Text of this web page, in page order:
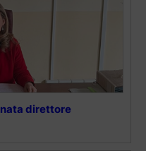
direttore